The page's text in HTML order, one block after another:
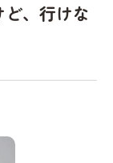
ど、行けな